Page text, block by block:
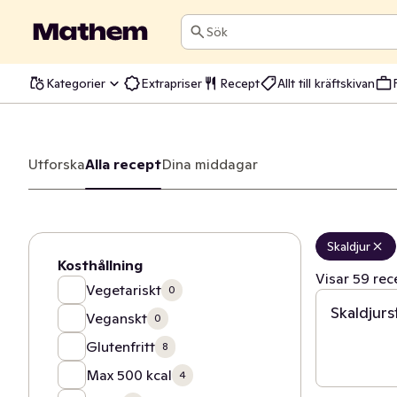
Sök
Kategorier Extrapriser Recept Allt till kräftskivan
Start
Alla recept
UtforskaAlla receptDina middagar
Kosthållning
Vegetariskt 0
Veganskt 0
Glutenfritt 8
Max 500 kcal 4
Skaldjur
Visar 59
40 min
20 min